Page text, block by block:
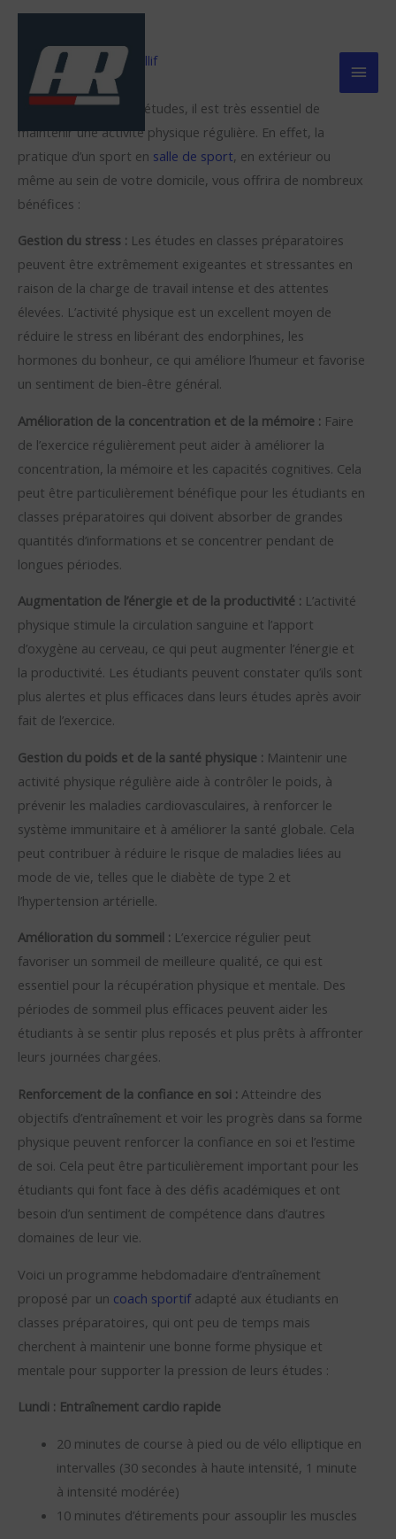
Aller
contenu
Quiz / Par Muriel Baillif
Dans le cadre de vos études, il est très essentiel de
maintenir une activité physique régulière. En effet, la
pratique d’un sport en salle de sport, en extérieur ou
même au sein de votre domicile, vous offrira de nombreux
bénéfices :
Gestion du stress : Les études en classes préparatoires
peuvent être extrêmement exigeantes et stressantes en
raison de la charge de travail intense et des attentes
élevées. L’activité physique est un excellent moyen de
réduire le stress en libérant des endorphines, les
hormones du bonheur, ce qui améliore l’humeur et favorise
un sentiment de bien-être général.
Amélioration de la concentration et de la mémoire : Faire
de l’exercice régulièrement peut aider à améliorer la
concentration, la mémoire et les capacités cognitives. Cela
peut être particulièrement bénéfique pour les étudiants en
classes préparatoires qui doivent absorber de grandes
quantités d’informations et se concentrer pendant de
longues périodes.
Augmentation de l’énergie et de la productivité : L’activité
physique stimule la circulation sanguine et l’apport
d’oxygène au cerveau, ce qui peut augmenter l’énergie et
la productivité. Les étudiants peuvent constater qu’ils sont
plus alertes et plus efficaces dans leurs études après avoir
fait de l’exercice.
Gestion du poids et de la santé physique : Maintenir une
activité physique régulière aide à contrôler le poids, à
prévenir les maladies cardiovasculaires, à renforcer le
système immunitaire et à améliorer la santé globale. Cela
peut contribuer à réduire le risque de maladies liées au
mode de vie, telles que le diabète de type 2 et
l’hypertension artérielle.
Amélioration du sommeil : L’exercice régulier peut
favoriser un sommeil de meilleure qualité, ce qui est
essentiel pour la récupération physique et mentale. Des
périodes de sommeil plus efficaces peuvent aider les
étudiants à se sentir plus reposés et plus prêts à affronter
leurs journées chargées.
Renforcement de la confiance en soi : Atteindre des
objectifs d’entraînement et voir les progrès dans sa forme
physique peuvent renforcer la confiance en soi et l’estime
de soi. Cela peut être particulièrement important pour les
étudiants qui font face à des défis académiques et ont
besoin d’un sentiment de compétence dans d’autres
domaines de leur vie.
Voici un programme hebdomadaire d’entraînement
proposé par un coach sportifadapté aux étudiants en
classes préparatoires, qui ont peu de temps mais
cherchent à maintenir une bonne forme physique et
mentale pour supporter la pression de leurs études :
Lundi : Entraînement cardio rapide
20 minutes de course à pied ou de vélo elliptique en
intervalles (30 secondes à haute intensité, 1 minute
à intensité modérée)
10 minutes d’étirements pour assouplir les muscles